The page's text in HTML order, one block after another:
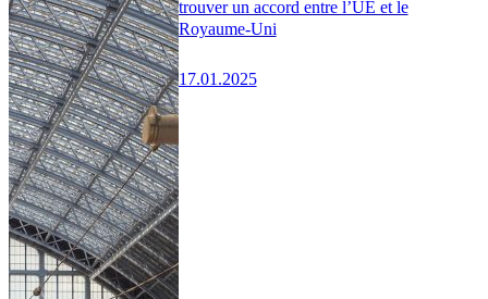
trouver un accord entre l’UE et le
Royaume-Uni
17.01.2025